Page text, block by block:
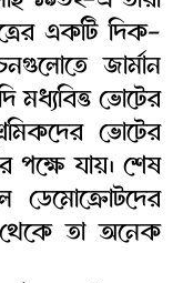
একটি দিক-
জার্মান
মধ্যবিত্ত ভোটের
ভোটের
পক্ষে যায়। শেষ
ডেমোক্রোটদের
থেকে তা অনেক